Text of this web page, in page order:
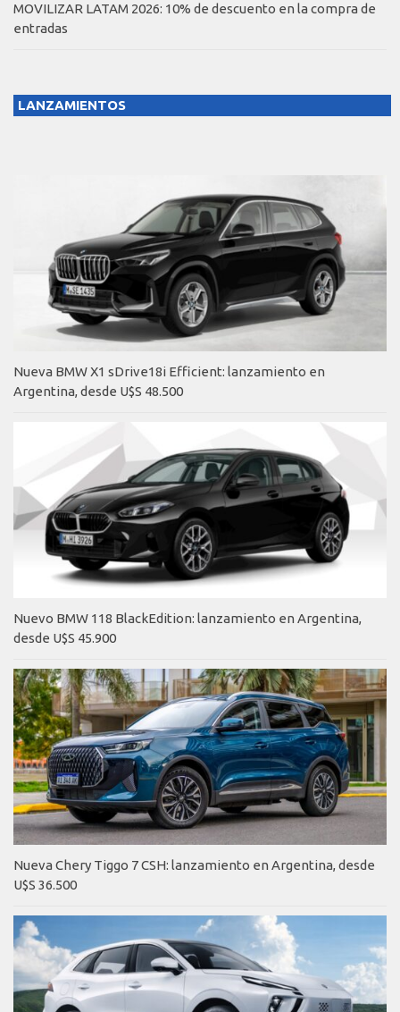
MOVILIZAR LATAM 2026: 10% de descuento en la compra de
entradas
LANZAMIENTOS
Nueva BMW X1 sDrive18i Efficient: lanzamiento en
Argentina, desde U$S 48.500
Nuevo BMW 118 BlackEdition: lanzamiento en Argentina,
desde U$S 45.900
Nueva Chery Tiggo 7 CSH: lanzamiento en Argentina, desde
U$S 36.500